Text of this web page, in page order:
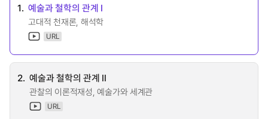
1. 예술과 철학의 관계 Ⅰ
고대적 천재론, 해석학
URL
2. 예술과 철학의 관계 Ⅱ
관찰의 이론적재성, 예술가와 세계관
URL